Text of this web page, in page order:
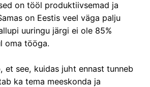
on tööl produktiivsemad ja
on Eestis veel väga palju
uuringu järgi ei ole 85%
oma tööga.
et see, kuidas juht ennast tunneb
ka tema meeskonda ja